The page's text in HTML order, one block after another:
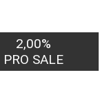
2,00%
PRO SALE